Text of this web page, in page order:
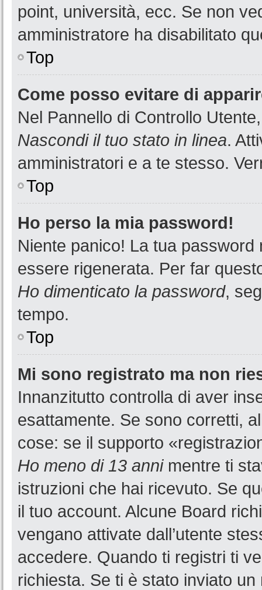
point, università, ecc. Se non
amministratore ha disabilitato
Top
Come posso evitare di
Nel Pannello di Controllo
Nascondi il tuo stato in linea.
amministratori e a te stesso.
Top
Ho perso la mia password!
Niente panico! La tua
essere rigenerata. Per far
Ho dimenticato la password,
tempo.
Top
Mi sono registrato ma non
Innanzitutto controlla di aver
esattamente. Se sono corretti,
cose: se il supporto
Ho meno di 13 annimentre ti
istruzioni che hai ricevuto. Se
il tuo account. Alcune Board
vengano attivate dall’utente
accedere. Quando ti registri ti
richiesta. Se ti è stato inviato